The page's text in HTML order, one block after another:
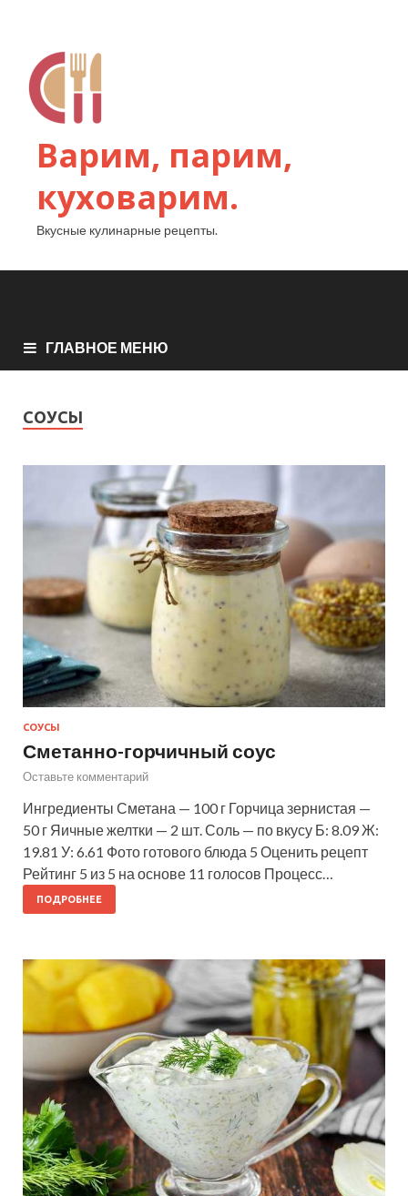
Варим, парим,
куховарим.
Вкусные кулинарные рецепты.
ГЛАВНОЕ МЕНЮ
СОУСЫ
СОУСЫ
Сметанно-горчичный соус
Оставьте комментарий
Ингредиенты Сметана — 100 г Горчица зернистая —
50 г Яичные желтки — 2 шт. Соль — по вкусу Б: 8.09 Ж:
19.81 У: 6.61 Фото готового блюда 5 Оценить рецепт
Рейтинг 5 из 5 на основе 11 голосов Процесс…
ПОДРОБНЕЕ